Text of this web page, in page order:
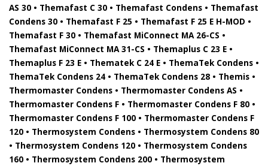
AS 30 • Themafast C 30 • Themafast Condens • Themafast
Condens 30 • Themafast F 25 • Themafast F 25 E H-MOD •
Themafast F 30 • Themafast MiConnect MA 26-CS •
Themafast MiConnect MA 31-CS • Themaplus C 23 E •
Themaplus F 23 E • Thematek C 24 E • ThemaTek Condens •
ThemaTek Condens 24 • ThemaTek Condens 28 • Themis •
Thermomaster Condens • Thermomaster Condens AS •
Thermomaster Condens F • Thermomaster Condens F 80 •
Thermomaster Condens F 100 • Thermomaster Condens F
120 • Thermosystem Condens • Thermosystem Condens 80
• Thermosystem Condens 120 • Thermosystem Condens
160 • Thermosystem Condens 200 • Thermosystem